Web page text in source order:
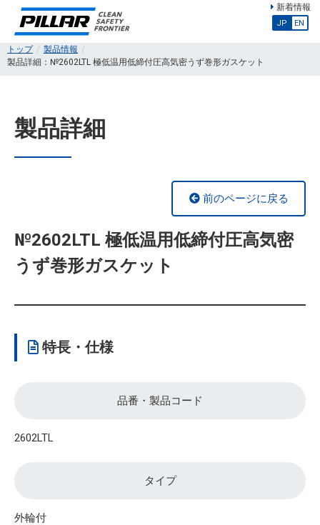
新着情報
JP EN
トップ
製品情報
製品詳細：№2602LTL 極低温用低締付圧高気密うず巻形ガスケット
製品詳細
前のページに戻る
№2602LTL 極低温用低締付圧高気密
うず巻形ガスケット
特長・仕様
品番・製品コード
2602LTL
タイプ
外輪付